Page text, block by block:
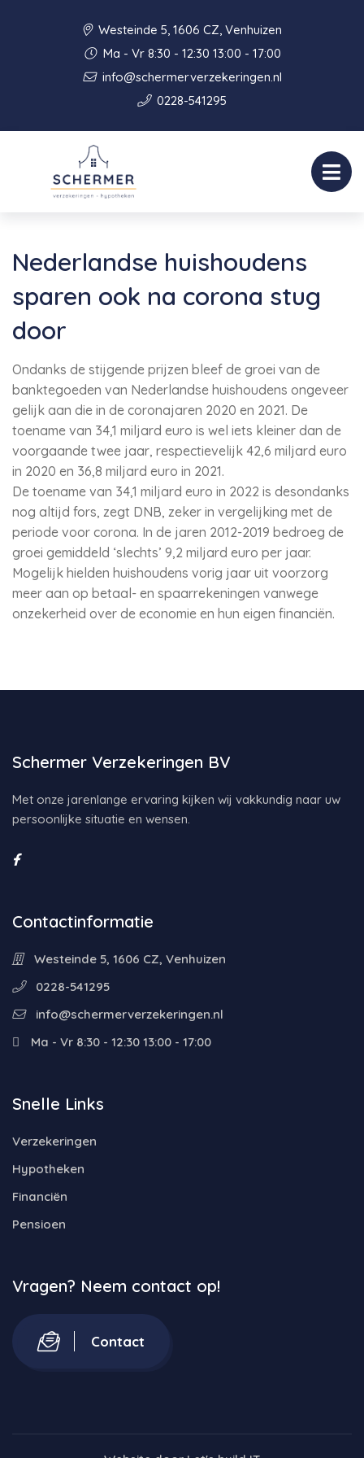
Westeinde 5, 1606 CZ, Venhuizen
Ma - Vr 8:30 - 12:30 13:00 - 17:00
info@schermerverzekeringen.nl
0228-541295
Nederlandse huishoudens
sparen ook na corona stug
door
Ondanks de stijgende prijzen bleef de groei van de
banktegoeden van Nederlandse huishoudens ongeveer
gelijk aan die in de coronajaren 2020 en 2021. De
toename van 34,1 miljard euro is wel iets kleiner dan de
voorgaande twee jaar, respectievelijk 42,6 miljard euro
in 2020 en 36,8 miljard euro in 2021.
De toename van 34,1 miljard euro in 2022 is desondanks
nog altijd fors, zegt DNB, zeker in vergelijking met de
periode voor corona. In de jaren 2012-2019 bedroeg de
groei gemiddeld ‘slechts’ 9,2 miljard euro per jaar.
Mogelijk hielden huishoudens vorig jaar uit voorzorg
meer aan op betaal- en spaarrekeningen vanwege
onzekerheid over de economie en hun eigen financiën.
Schermer Verzekeringen BV
Met onze jarenlange ervaring kijken wij vakkundig naar uw
persoonlijke situatie en wensen.
Contactinformatie
Westeinde 5, 1606 CZ, Venhuizen
0228-541295
info@schermerverzekeringen.nl
Ma - Vr 8:30 - 12:30 13:00 - 17:00
Snelle Links
Verzekeringen
Hypotheken
Financiën
Pensioen
Vragen? Neem contact op!
Contact